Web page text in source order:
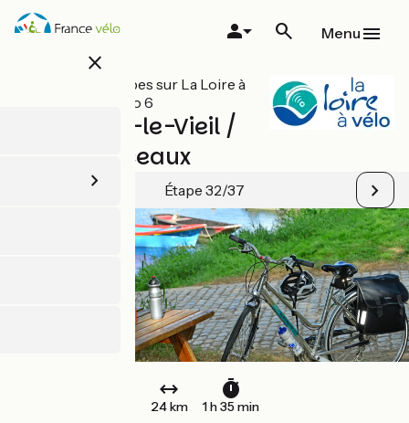
Aller
au
close
Menu
Toutes les étapes sur La Loire à
Vélo / EuroVelo 6
St-Florent-le-Vieil /
Champtoceaux
Étape 32/37
24 km 1 h 35 min